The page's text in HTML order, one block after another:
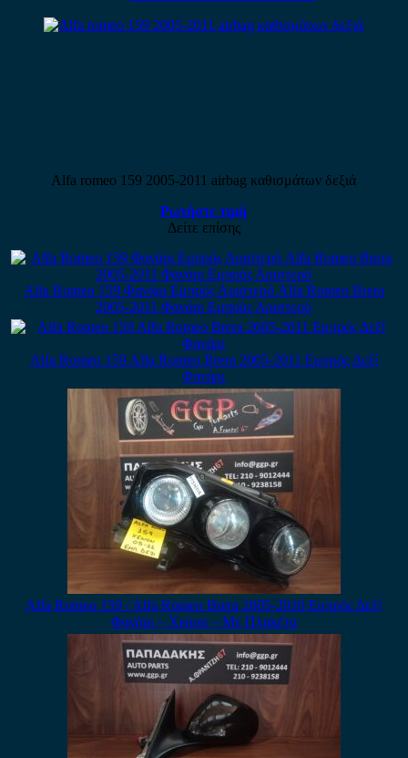
Alfa romeo 159 2005-2011 airbag καθισμάτων δεξιά
Ρωτήστε τιμή
Δείτε επίσης
Alfa Romeo 159 Φανάρι Εμπρός Αριστερό Alfa Romeo Brera
2005-2011 Φανάρι Εμπρός Αριστερό
Alfa Romeo 159 Alfa Romeo Brera 2005-2011 Εμπρός Δεξί
Φανάρι
Alfa Romeo 159 / Alfa Romeo Brera 2005-2010 Εμπρός Δεξί
Φανάρι – Xenon – Με Πλακέτα